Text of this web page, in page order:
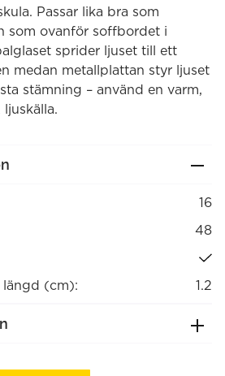
Passar lika bra som
som ovanför soffbordet i
sprider ljuset till ett
medan metallplattan styr ljuset
stämning – använd en varm,
16
48
längd (cm):
1.2